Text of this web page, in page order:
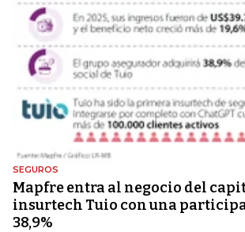
SEGUROS
Mapfre entra al negocio del
insurtech Tuio con una
38,9%